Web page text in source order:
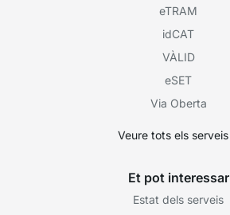
eTRAM
idCAT
VÀLID
eSET
Via Oberta
Veure tots els serveis
Et pot interessar
Estat dels serveis